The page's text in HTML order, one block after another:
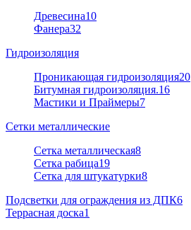
Древесина10
Фанера32
Гидроизоляция
Проникающая гидроизоляция20
Битумная гидроизоляция.16
Мастики и Праймеры7
Сетки металлические
Сетка металлическая8
Сетка рабица19
Сетка для штукатурки8
Подсветки для ограждения из ДПК6
Террасная доска1